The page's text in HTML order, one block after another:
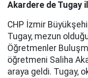
Akardere de Tugay
CHP İzmir
Tugay, mezun
Öğretmenler
öğretmeni Saliha
araya geldi. Tugay,